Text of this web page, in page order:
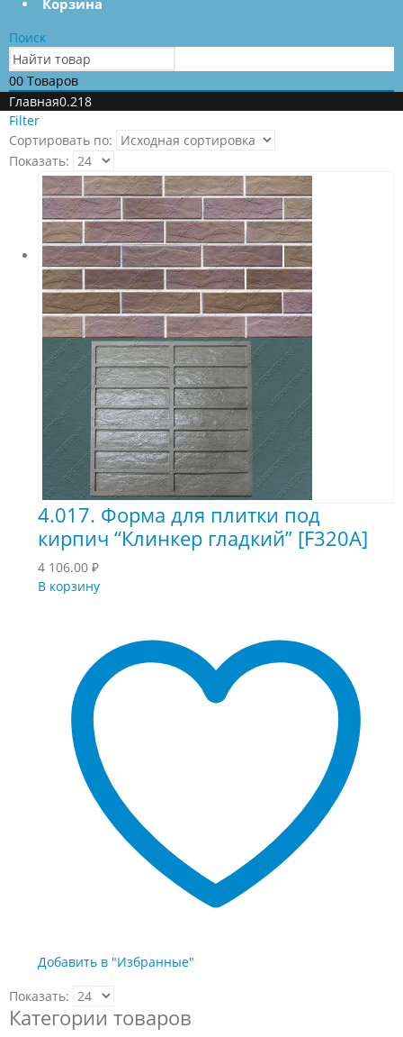
Корзина
Поиск
00 Товаров
Главная0.218
Filter
Сортировать по:
Показать:
4.017. Форма для плитки под
кирпич “Клинкер гладкий” [F320A]
4 106.00 ₽
В корзину
Добавить в "Избранные"
Показать:
Категории товаров